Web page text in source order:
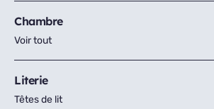
Chambre
Voir tout
Literie
Têtes de lit